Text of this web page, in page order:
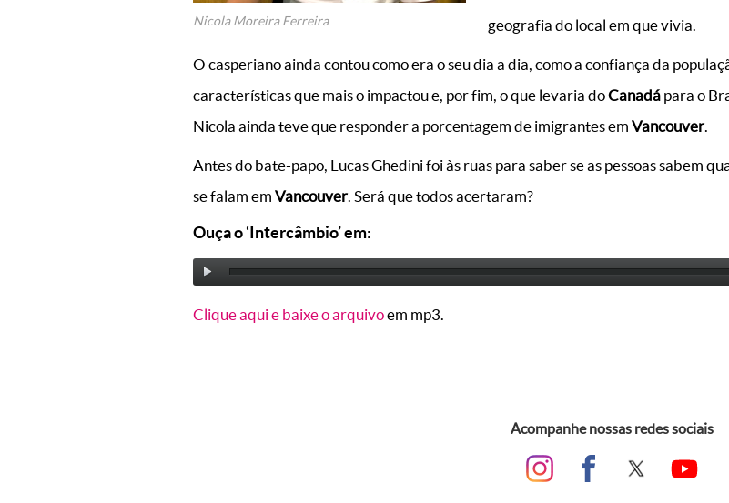
Nicola Moreira Ferreira
geografia do local em que vivia.
O casperiano ainda contou como era o seu dia a dia, como a confiança da
características que mais o impactou e, por fim, o que levaria doCanadá para o
Nicola ainda teve que responder a porcentagem de imigrantes em Vancouver.
Antes do bate-papo, Lucas Ghedini foi às ruas para saber se as pessoas sabem
se falam em Vancouver. Será que todos acertaram?
Ouça o ‘Intercâmbio’ em:
Clique aqui e baixe o arquivoem mp3.
Acompanhe nossas redes sociais